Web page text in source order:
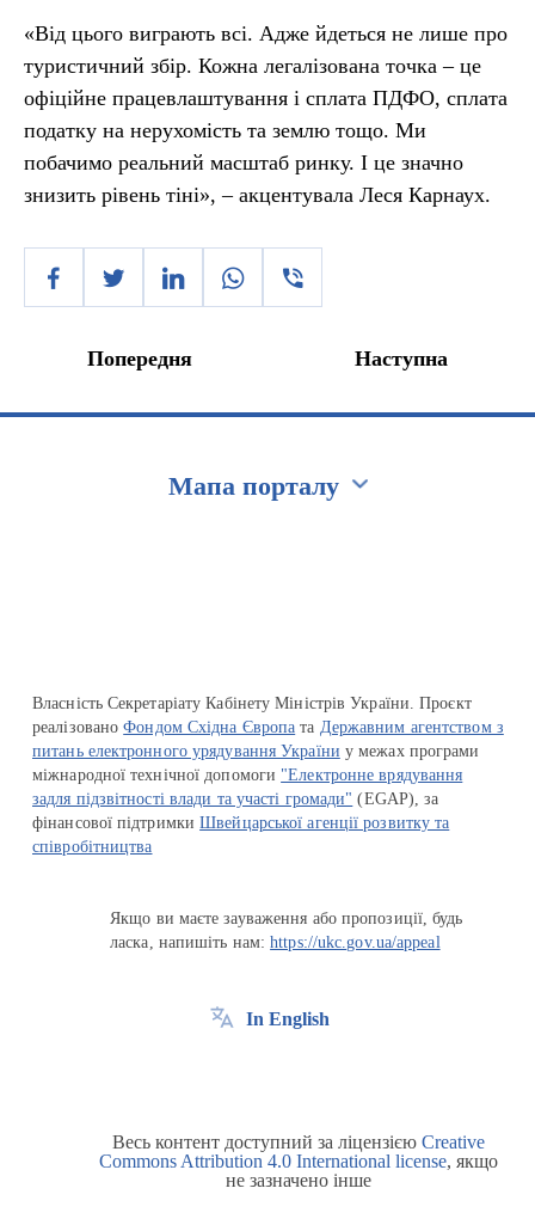
«Від цього виграють всі. Адже йдеться не лише про
туристичний збір. Кожна легалізована точка – це
офіційне працевлаштування і сплата ПДФО, сплата
податку на нерухомість та землю тощо. Ми
побачимо реальний масштаб ринку. І це значно
знизить рівень тіні», – акцентувала Леся Карнаух.
Попередня Наступна
Мапа порталу
Власність Секретаріату Кабінету Міністрів України. Проєкт
реалізованоФондом Східна Європа та Державним агентством з
питань електронного урядування України у межах програми
міжнародної технічної допомоги "Електронне врядування
задля підзвітності влади та участі громади" (EGAP), за
фінансової підтримкиШвейцарської агенції розвитку та
співробітництва
Якщо ви маєте зауваження або пропозиції, будь
ласка, напишіть нам:https://ukc.gov.ua/appeal
In English
Весь контент доступний за ліцензією Creative
Commons Attribution 4.0 International license, якщо
не зазначено інше